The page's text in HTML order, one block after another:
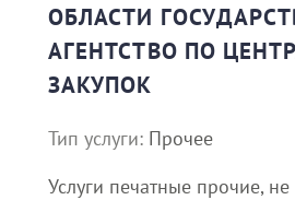
ОБЛАСТИ
АГЕНТСТВО ПО
ЗАКУПОК
Тип услуги: Прочее
Услуги печатные прочие,